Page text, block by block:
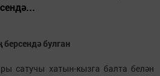
берсендә булган
сатучы хатын-кызга балта белән